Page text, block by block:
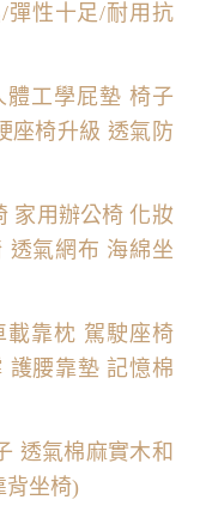
彈性十足/耐用抗
體工學屁墊 椅子
座椅升級 透氣防
家用辦公椅 化妝
透氣網布 海綿坐
載靠枕 駕駛座椅
護腰靠墊 記憶棉
透氣棉麻實木和
背坐椅)